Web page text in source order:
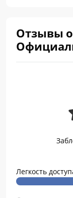
Отзывы
Легкость